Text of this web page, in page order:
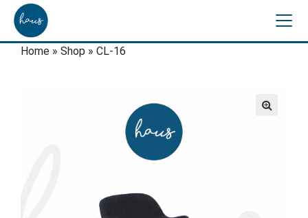
Home » Shop » CL-16